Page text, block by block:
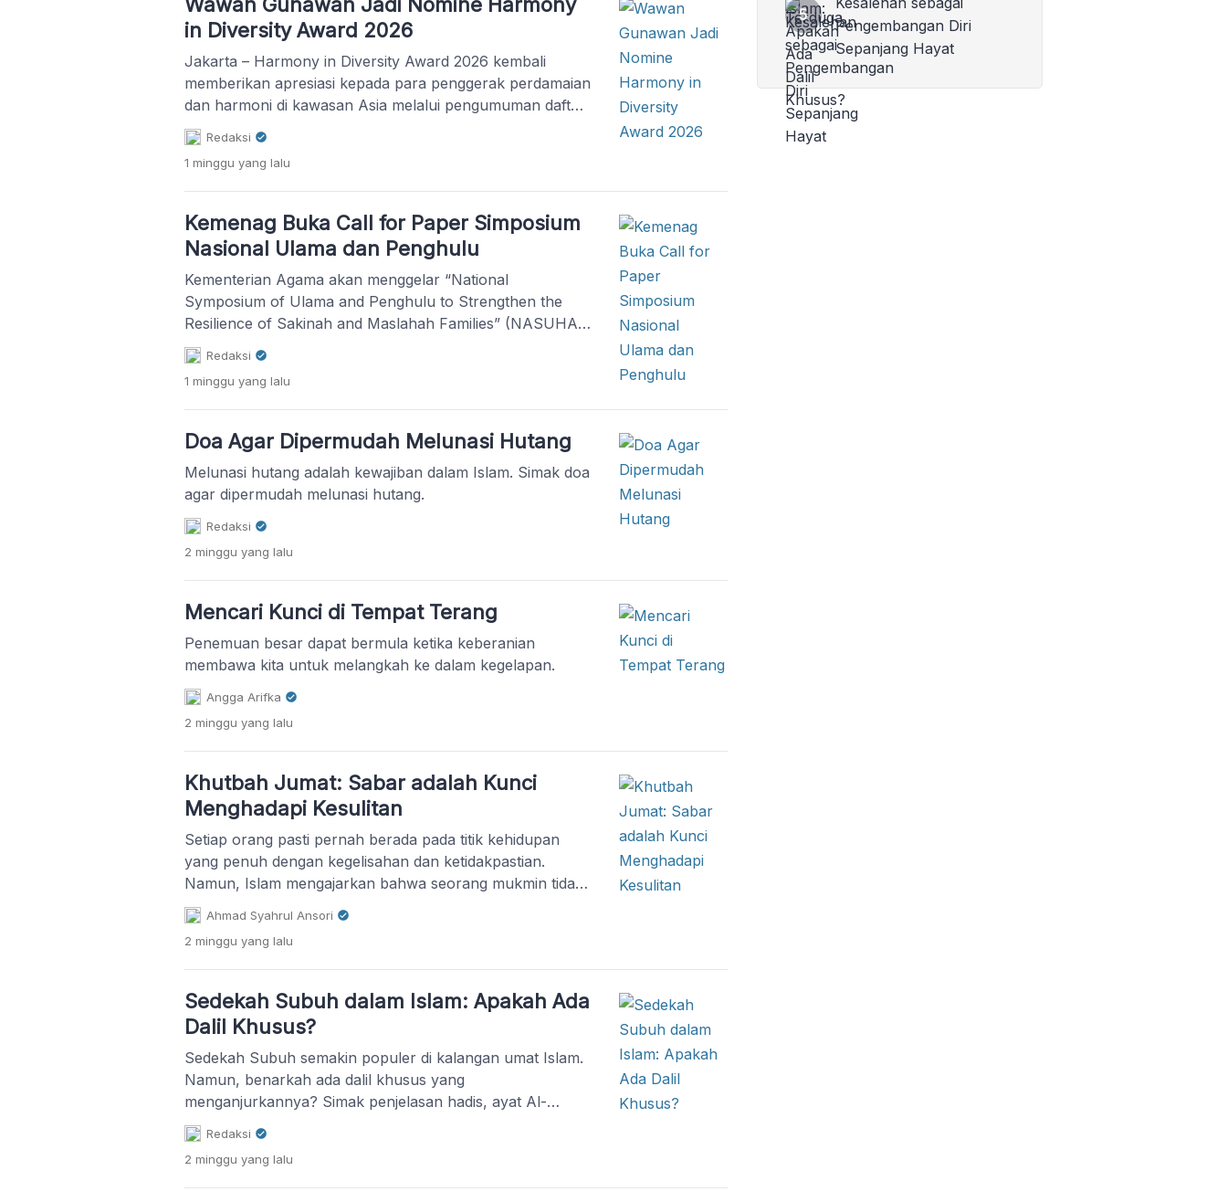
in Diversity Award 2026
Jakarta – Harmony in Diversity Award 2026 kembali
memberikan apresiasi kepada para penggerak perdamaian
dan harmoni di kawasan Asia melalui pengumuman daftar
shortlisted nominee. Dari Indonesia, Wawan Gunawan,
pembina Jaringan Kerja Antar Umat Beragama
(Jakatarub) sekaligus pendiri PSPP Nawang Wulan,
berhasil masuk dalam jajaran 10 besar nomine
penghargaan tersebut. Pengumuman tersebut
disampaikan melalui surat resmi […]
Redaksi
1 minggu yang lalu
Kemenag Buka Call for Paper Simposium
Nasional Ulama dan Penghulu
Kementerian Agama akan menggelar “National
Symposium of Ulama and Penghulu to Strengthen the
Resilience of Sakinah and Maslahah Families” (NASUHA)
pada 9-10 September 2026 di Pondok Buntet Pesantren,
Kabupaten Cirebon, Jawa Barat. Mengusung tema
“Menyatu Langkah Ulama dan Penghulu: Akselerasi
Layanan Syar’i-Adaptif Menuju Konstruksi Keluarga
Sakinah-Maslahah”, simposium ini akan menjadi forum
akademik yang mempertemukan ulama, […]
Redaksi
1 minggu yang lalu
Doa Agar Dipermudah Melunasi Hutang
Melunasi hutang adalah kewajiban dalam Islam. Simak doa
agar dipermudah melunasi hutang.
Redaksi
2 minggu yang lalu
Mencari Kunci di Tempat Terang
Penemuan besar dapat bermula ketika keberanian
membawa kita untuk melangkah ke dalam kegelapan.
Angga Arifka
2 minggu yang lalu
Khutbah Jumat: Sabar adalah Kunci
Menghadapi Kesulitan
Setiap orang pasti pernah berada pada titik kehidupan
yang penuh dengan kegelisahan dan ketidakpastian.
Namun, Islam mengajarkan bahwa seorang mukmin tidak
boleh membiarkan dirinya larut dalam kekhawatiran. Lalu,
bagaimana seharusnya kita menyikapi kondisi sulit yang
kita hadapi? Marilah kita renungkan bersama melalui
khutbah Jumat kali ini. Setiap orang pasti pernah berada
pada titik kehidupan yang […]
Ahmad Syahrul Ansori
2 minggu yang lalu
Sedekah Subuh dalam Islam: Apakah Ada
Dalil Khusus?
Sedekah Subuh semakin populer di kalangan umat Islam.
Namun, benarkah ada dalil khusus yang
menganjurkannya? Simak penjelasan hadis, ayat Al-
Qur'an, dan makna sedekah dalam perspektif Islam.
Redaksi
2 minggu yang lalu
Pengembangan Diri
Sepanjang Hayat